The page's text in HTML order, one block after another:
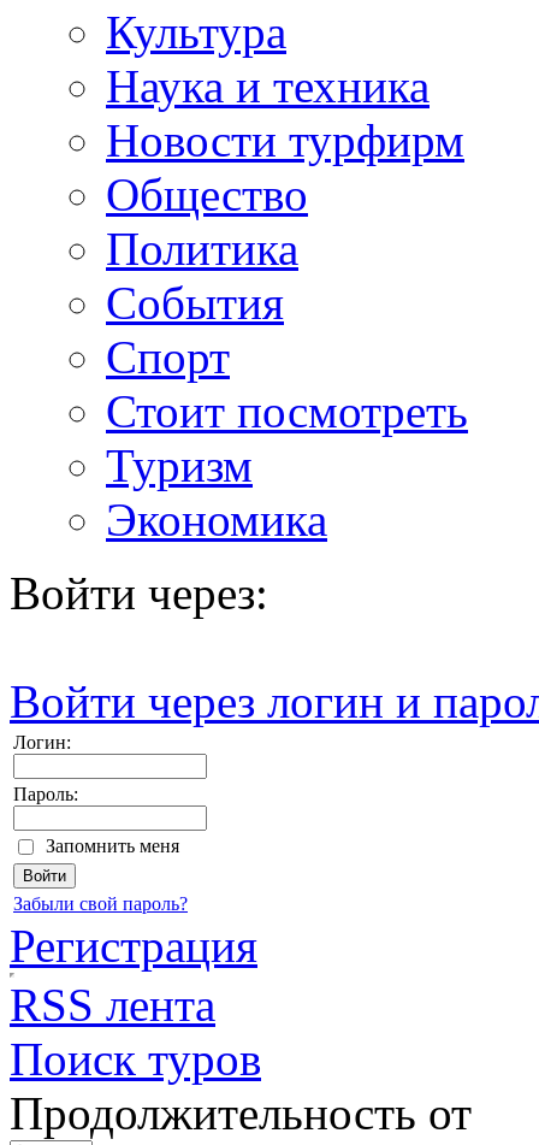
Культура
Наука и техника
Новости турфирм
Общество
Политика
События
Спорт
Стоит посмотреть
Туризм
Экономика
Войти через:
Войти через логин и
Логин:
Пароль:
Запомнить меня
Забыли свой пароль?
Регистрация
RSS лента
Поиск туров
Продолжительность от